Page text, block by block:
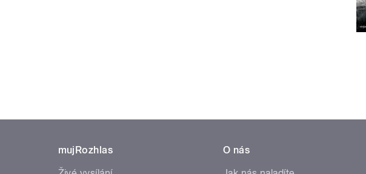
mujRozhlas
O nás